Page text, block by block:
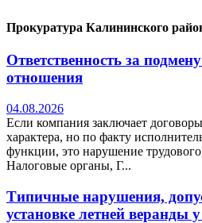
Прокуратура Калининского
Ответственность за
отношения
04.08.2026
Если компания заключает
характера, но по факту
функции, это нарушение трудового
Налоговые органы, Г...
Типичные нарушения,
установке летней веранды